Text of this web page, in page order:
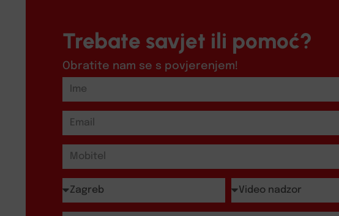
Trebate savjet ili pomoć?
Obratite nam se s povjerenjem!